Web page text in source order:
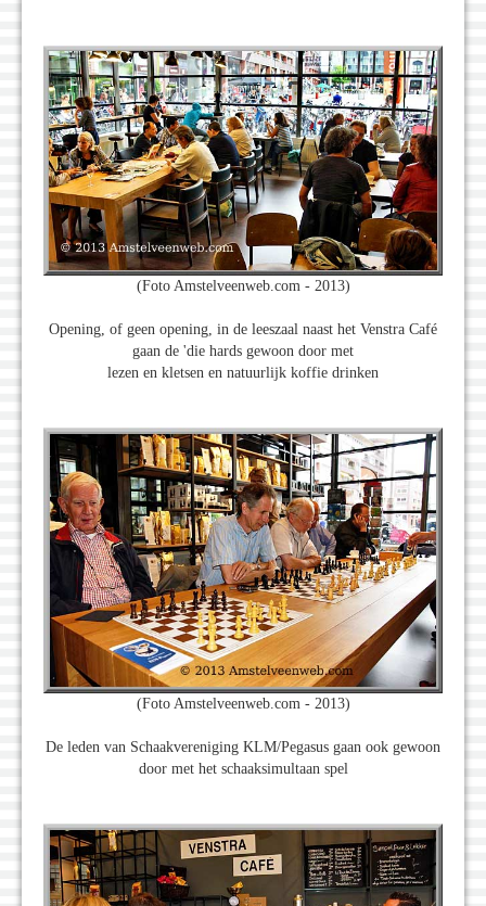
(Foto Amstelveenweb.com - 2013)
Opening, of geen opening, in de leeszaal naast het Venstra Café
gaan de 'die hards gewoon door met
lezen en kletsen en natuurlijk koffie drinken
(Foto Amstelveenweb.com - 2013)
De leden van Schaakvereniging KLM/Pegasus gaan ook gewoon
door met het schaaksimultaan spel